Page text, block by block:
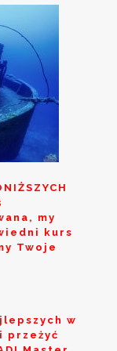
my
kurs
Twoje
w
przeżyć